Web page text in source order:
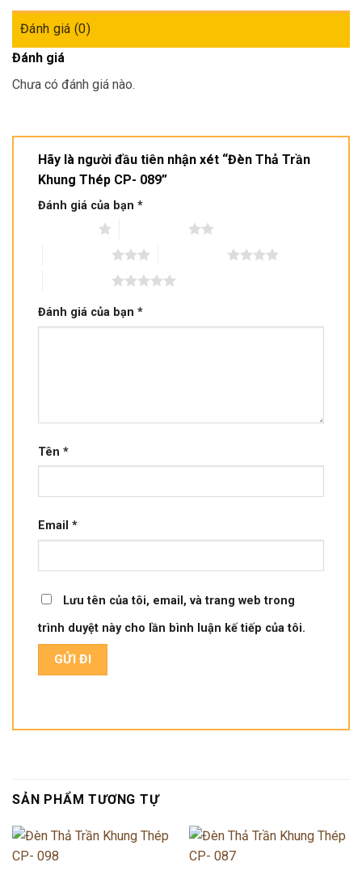
Đánh giá (0)
Đánh giá
Chưa có đánh giá nào.
Hãy là người đầu tiên nhận xét “Đèn Thả Trần
Khung Thép CP- 089”
Đánh giá của bạn *
Đánh giá của bạn *
Tên *
Email *
Lưu tên của tôi, email, và trang web trong
trình duyệt này cho lần bình luận kế tiếp của tôi.
SẢN PHẨM TƯƠNG TỰ